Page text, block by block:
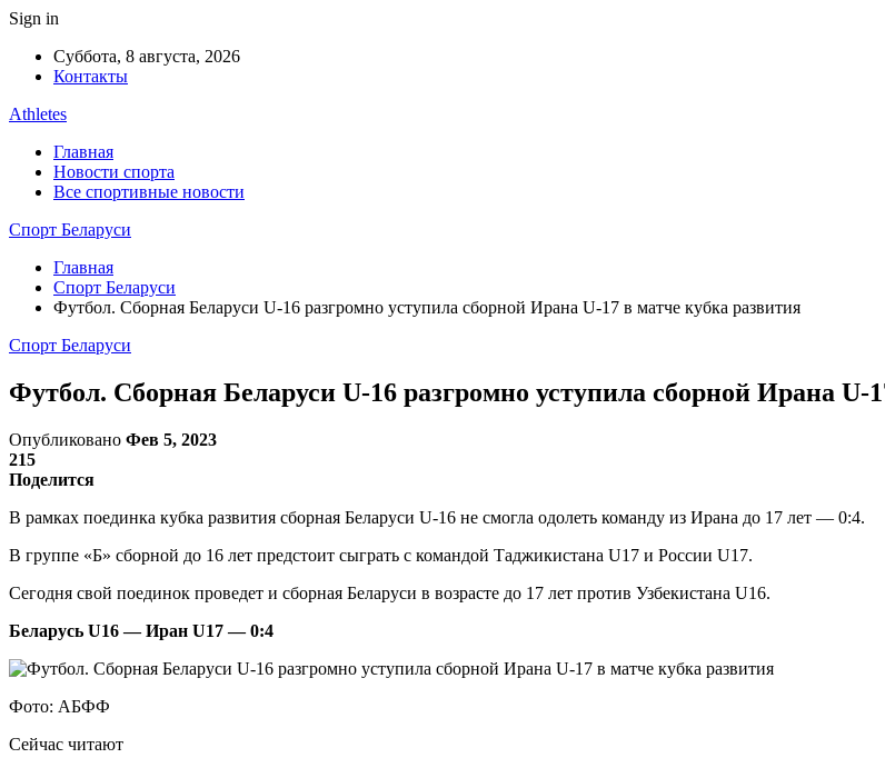
Sign in
Суббота, 8 августа, 2026
Контакты
Athletes
Главная
Новости спорта
Все спортивные новости
Спорт Беларуси
Главная
Спорт Беларуси
Футбол. Сборная Беларуси U-16 разгромно уступила сборной Ирана U-17 в матче кубка развития
Спорт Беларуси
Футбол. Сборная Беларуси U-16 разгромно уступила сборной Ирана U-
Опубликовано Фев 5, 2023
215
Поделится
В рамках поединка кубка развития сборная Беларуси U-16 не смогла одолеть команду из Ирана до 17 лет — 0:4.
В группе «Б» сборной до 16 лет предстоит сыграть с командой Таджикистана U17 и России U17.
Сегодня свой поединок проведет и сборная Беларуси в возрасте до 17 лет против Узбекистана U16.
Беларусь U16 — Иран U17 — 0:4
Фото: АБФФ
Сейчас читают